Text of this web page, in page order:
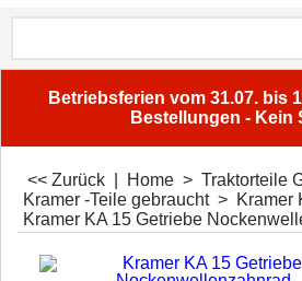
Betriebsferien vom 31.07. bis
Bestellungen - Kein
<< Zurück Home > Traktorteile
Kramer -Teile gebraucht> Kramer
Kramer KA 15 Getriebe